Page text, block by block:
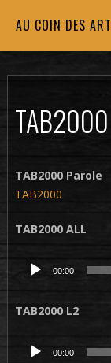
AU COIN DES
TAB2000
TAB2000 Parole
TAB2000
TAB2000 ALL
Lecteur
00:00
TAB2000 L2
Lecteur
00:00